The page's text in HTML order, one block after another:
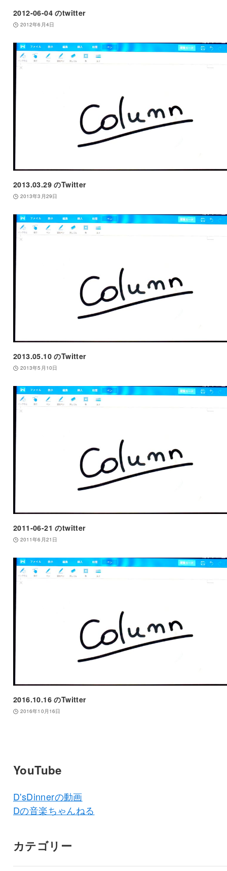
2012-06-04 のtwitter
2012年6月4日
2013.03.29 のTwitter
2013年3月29日
2013.05.10 のTwitter
2013年5月10日
2011-06-21 のtwitter
2011年6月21日
2016.10.16 のTwitter
2016年10月16日
YouTube
D'sDinnerの動画
Dの音楽ちゃんねる
カテゴリー